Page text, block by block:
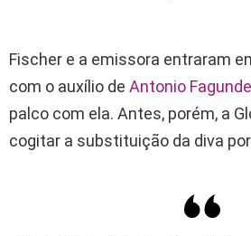
Fischer e a emissora entraram
com o auxílio de Antonio
palco com ela. Antes, porém, a
cogitar a substituição da diva